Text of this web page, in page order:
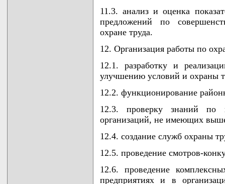
11.3. анализ и оценка
предложений по
охране труда.
12. Организация работы по
12.1. разработку и
улучшению условий и охраны
12.2. функционирование
12.3. проверку знаний по
организаций, не имеющих
12.4. создание служб охраны
12.5. проведение смотров-
12.6. проведение
предприятиях и в